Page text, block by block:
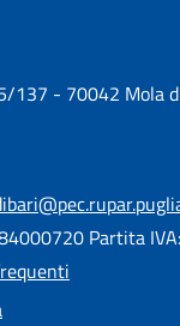
137 - 70042 Mola
Partita